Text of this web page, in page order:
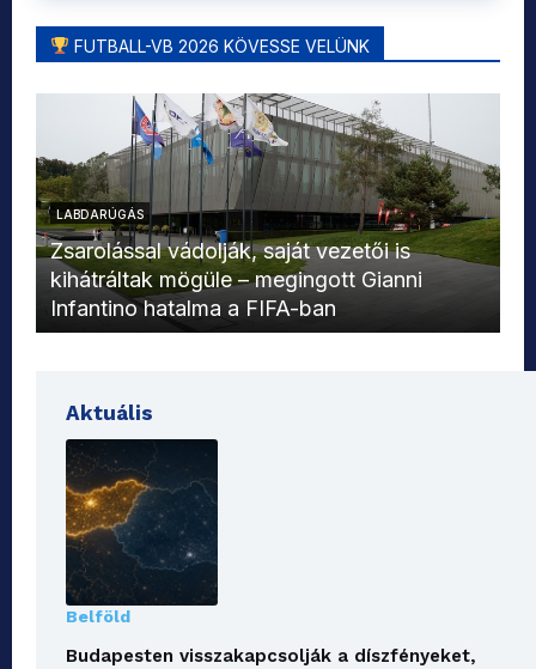
FUTBALL-VB 2026 KÖVESSE VELÜNK
LABDARÚGÁS
Zsarolással vádolják, saját vezetői is
kihátráltak mögüle – megingott Gianni
Infantino hatalma a FIFA-ban
Aktuális
Belföld
Budapesten visszakapcsolják a díszfényeket,